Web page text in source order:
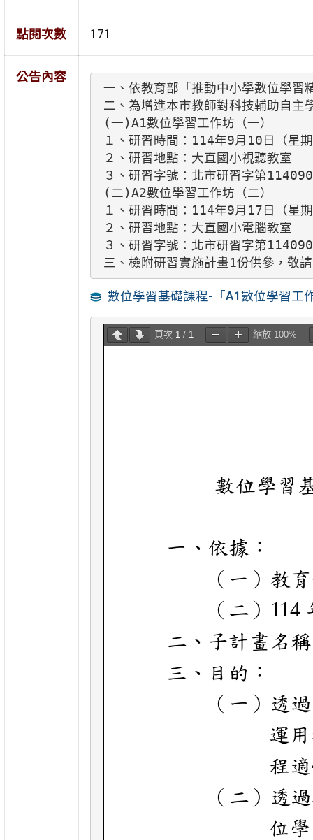
點閱次數 171
公告內容
一、依教育部「推動中小學數位學習
二、為增進本市教師對科技輔助自
(一)A1數位學習工作坊（一）
１、研習時間：114年9月10日（星
２、研習地點：大直國小視聽教室
３、研習字號：北市研習字第
(二)A2數位學習工作坊（二）
１、研習時間：114年9月17日（星
２、研習地點：大直國小電腦教室
３、研習字號：北市研習字第
三、檢附研習實施計畫1份供參，敬
數位學習基礎課程-「A1數位學習工
頁次 1 / 1 縮放 100%